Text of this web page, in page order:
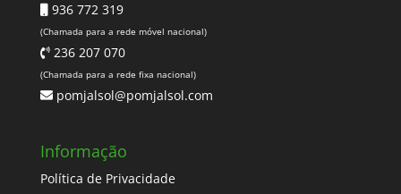
936 772 319
(Chamada para a rede móvel nacional)
236 207 070
(Chamada para a rede fixa nacional)
pomjalsol@pomjalsol.com
Informação
Política de Privacidade